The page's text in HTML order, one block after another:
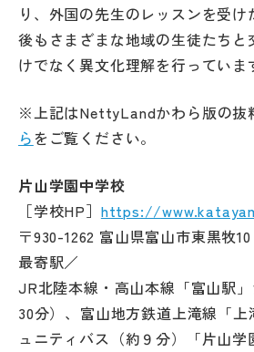
り、外国の先生のレッスンを受
後もさまざまな地域の生徒たちと
けでなく異文化理解を行っていま
※上記はNettyLandかわら版の抜
ら をご覧ください。
片山学園中学校
［学校HP］ https://
〒930-1262 富山県富山市東黒牧
最寄駅／
JR北陸本線・高山本線「富山駅
30分）、富山地方鉄道上滝線「上
ュニティバス（約９分）「片山学